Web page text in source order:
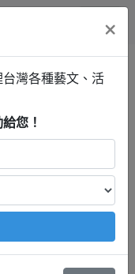
清單
越茶席劇
內容由程式自動抓
×
灣各種藝文、活
您！